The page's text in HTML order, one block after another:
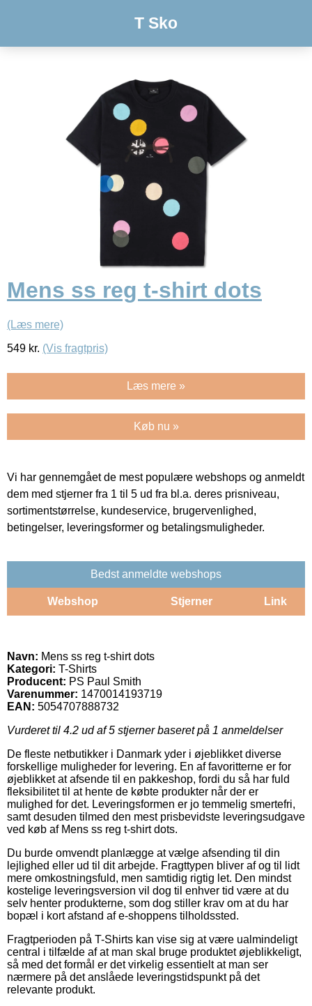
T Sko
Mens ss reg t-shirt dots
(Læs mere)
549 kr. (Vis fragtpris)
Læs mere »
Køb nu »
Vi har gennemgået de mest populære webshops og anmeldt
dem med stjerner fra 1 til 5 ud fra bl.a. deres prisniveau,
sortimentstørrelse, kundeservice, brugervenlighed,
betingelser, leveringsformer og betalingsmuligheder.
Bedst anmeldte webshops
Webshop Stjerner Link
Navn: Mens ss reg t-shirt dots
Kategori: T-Shirts
Producent: PS Paul Smith
Varenummer: 1470014193719
EAN: 5054707888732
Vurderet til 4.2 ud af 5 stjerner baseret på 1 anmeldelser
De fleste netbutikker i Danmark yder i øjeblikket diverse
forskellige muligheder for levering. En af favoritterne er for
øjeblikket at afsende til en pakkeshop, fordi du så har fuld
fleksibilitet til at hente de købte produkter når der er
mulighed for det. Leveringsformen er jo temmelig smertefri,
samt desuden tilmed den mest prisbevidste leveringsudgave
ved køb af Mens ss reg t-shirt dots.
Du burde omvendt planlægge at vælge afsending til din
lejlighed eller ud til dit arbejde. Fragttypen bliver af og til lidt
mere omkostningsfuld, men samtidig rigtig let. Den mindst
kostelige leveringsversion vil dog til enhver tid være at du
selv henter produkterne, som dog stiller krav om at du har
bopæl i kort afstand af e-shoppens tilholdssted.
Fragtperioden på T-Shirts kan vise sig at være ualmindeligt
central i tilfælde af at man skal bruge produktet øjeblikkeligt,
så med det formål er det virkelig essentielt at man ser
nærmere på det anslåede leveringstidspunkt på det
relevante produkt.